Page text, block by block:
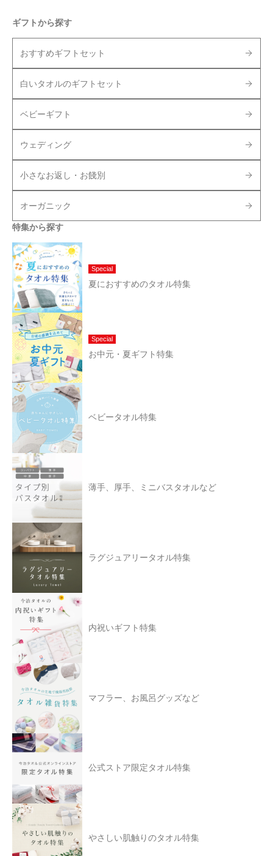
ギフトから探す
おすすめギフトセット
白いタオルのギフトセット
ベビーギフト
ウェディング
小さなお返し・お餞別
オーガニック
特集から探す
Special
夏におすすめのタオル特集
Special
お中元・夏ギフト特集
ベビータオル特集
薄手、厚手、ミニバスタオルなど
ラグジュアリータオル特集
内祝いギフト特集
マフラー、お風呂グッズなど
公式ストア限定タオル特集
やさしい肌触りのタオル特集